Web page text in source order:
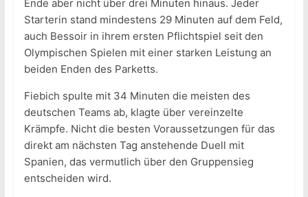
Ende aber nicht über drei Minuten hinaus. Jeder
Starterin stand mindestens 29 Minuten auf dem Feld,
auch Bessoir in ihrem ersten Pflichtspiel seit den
Olympischen Spielen mit einer starken Leistung an
beiden Enden des Parketts.
Fiebich spulte mit 34 Minuten die meisten des
deutschen Teams ab, klagte über vereinzelte
Krämpfe. Nicht die besten Voraussetzungen für das
direkt am nächsten Tag anstehende Duell mit
Spanien, das vermutlich über den Gruppensieg
entscheiden wird.